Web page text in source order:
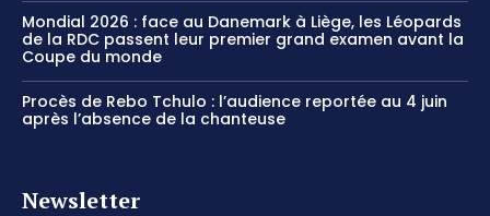
Mondial 2026 : face au Danemark à Liège, les Léopards
de la RDC passent leur premier grand examen avant la
Coupe du monde
Procès de Rebo Tchulo : l’audience reportée au 4 juin
après l’absence de la chanteuse
Newsletter